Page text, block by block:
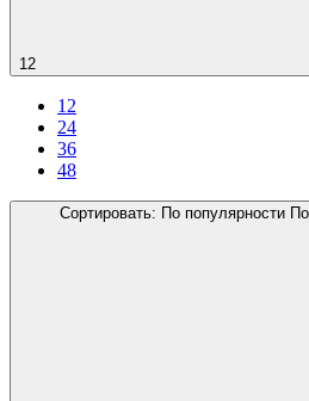
12
12
24
36
48
Сортировать: По популярности